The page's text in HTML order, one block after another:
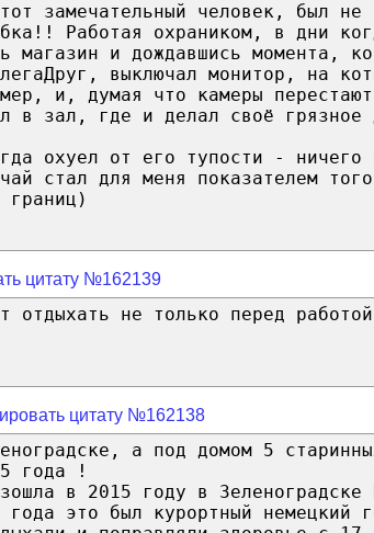
замечательный человек, был не
Работая охраником, в дни
магазин и дождавшись момента,
выключал монитор, на
и, думая что камеры
в зал, где и делал своё грязное
охуел от его тупости -
стал для меня показателем
границ)
цитату №162139
отдыхать не только перед
цитату №162138
а под домом 5
года !
в 2015 году в Зеленоградске
это был курортный немецкий